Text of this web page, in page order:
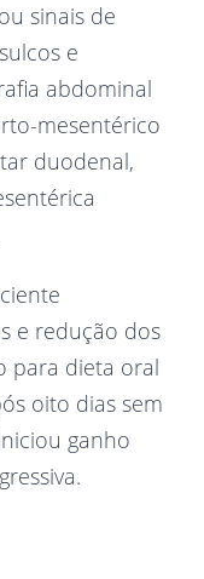
sinais de
e
abdominal
mesentérico
duodenal,
e redução dos
para dieta oral
oito dias sem
ganho